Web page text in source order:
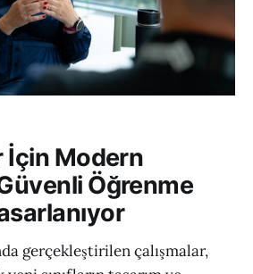
İçin Modern
Öğrenme
gerçekleştirilen çalışmalar,